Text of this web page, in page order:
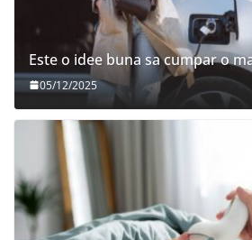
Este o idee buna sa cumpar o
05/12/2025